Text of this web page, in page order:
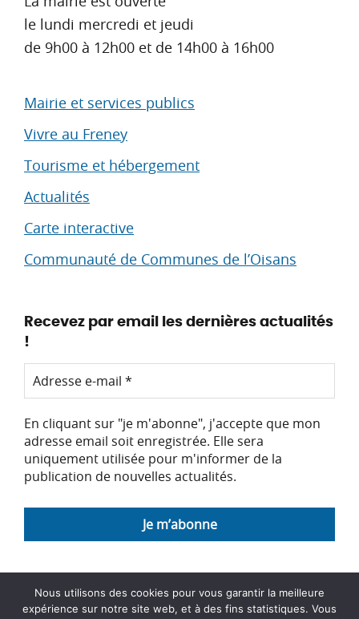
le lundi mercredi et jeudi
de 9h00 à 12h00 et de 14h00 à 16h00
Mairie et services publics
Vivre au Freney
Tourisme et hébergement
Actualités
Carte interactive
Communauté de Communes de l’Oisans
Recevez par email les dernières actualités
!
En cliquant sur "je m'abonne", j'accepte que mon
adresse email soit enregistrée. Elle sera
uniquement utilisée pour m'informer de la
publication de nouvelles actualités.
Nous utilisons des cookies pour vous garantir la meilleure
expérience sur notre site web, et à des fins statistiques. Vous